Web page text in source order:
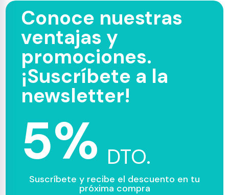
Conoce nuestras
ventajas y
promociones.
¡Suscríbete a la
newsletter!
5% DTO.
Suscríbete y recibe el descuento en tu
próxima compra